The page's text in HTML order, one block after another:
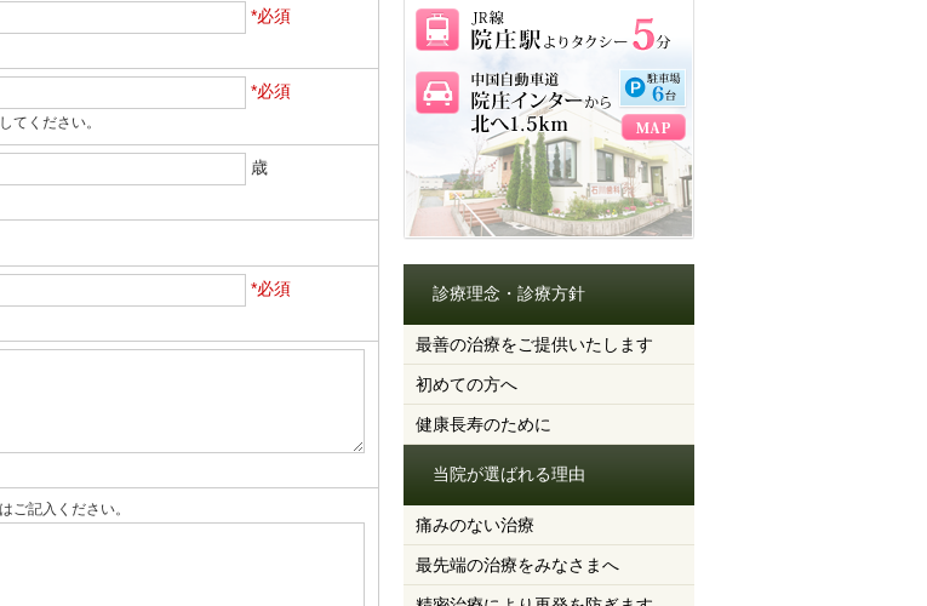
*必須
*必須
てください。
歳
*必須
ご記入ください。
診療理念・診療方針
最善の治療をご提供いたします
初めての方へ
健康長寿のために
当院が選ばれる理由
痛みのない治療
最先端の治療をみなさまへ